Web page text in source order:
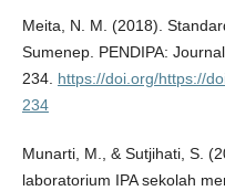
Meita, N. M. (2018).
Sumenep. PENDIPA:
234. https://doi.org/https://
234
Munarti, M., & Sutjihati, S.
laboratorium IPA sekolah